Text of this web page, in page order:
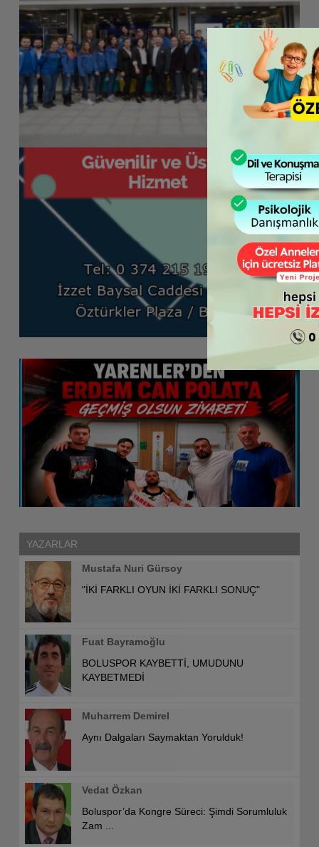
YAZARLAR
Mustafa Nuri Gürsoy
"İKİ FARKLI OYUN İKİ FARKLI SONUÇ"
Fuat Bayramoğlu
BOLUSPOR KAYBETTİ, UMUDUNU
KAYBETMEDİ
Muharrem Demirel
Aynı Dalgaları Saymaktan Yorulduk!
Vedat Özkan
Boluspor’da Kongre Süreci: Şimdi Sorumluluk
Zam ...